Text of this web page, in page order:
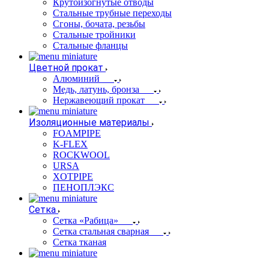
Крутоизогнутые отводы
Стальные трубные переходы
Сгоны, бочата, резьбы
Стальные тройники
Стальные фланцы
Цветной прокат
Алюминий
Медь, латунь, бронза
Нержавеющий прокат
Изоляционные материалы
FOAMPIPE
K-FLEX
ROCKWOOL
URSA
XOTPIPE
ПЕНОПЛЭКС
Сетка
Сетка «Рабица»
Сетка стальная сварная
Сетка тканая